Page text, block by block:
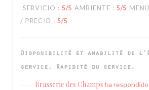
SERVICIO : 5/5 AMBIENTE : 5/5 MENÚ
/ PRECIO : 5/5
Disponibilité et amabilité de
service. Rapidité du service.
Brasserie des Champs ha